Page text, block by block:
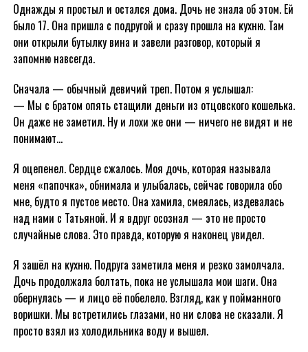
Однажды я простыл и остался дома. Дочь не знала об этом. Ей
было 17. Она пришла с подругой и сразу прошла на кухню. Там
они открыли бутылку вина и завели разговор, который я
запомню навсегда.
Сначала — обычный девичий треп. Потом я услышал:
— Мы с братом опять стащили деньги из отцовского кошелька.
Он даже не заметил. Ну и лохи же они — ничего не видят и не
понимают…
Я оцепенел. Сердце сжалось. Моя дочь, которая называла
меня «папочка», обнимала и улыбалась, сейчас говорила обо
мне, будто я пустое место. Она хамила, смеялась, издевалась
над нами с Татьяной. И я вдруг осознал — это не просто
случайные слова. Это правда, которую я наконец увидел.
Я зашёл на кухню. Подруга заметила меня и резко замолчала.
Дочь продолжала болтать, пока не услышала мои шаги. Она
обернулась — и лицо её побелело. Взгляд, как у пойманного
воришки. Мы встретились глазами, но ни слова не сказали. Я
просто взял из холодильника воду и вышел.